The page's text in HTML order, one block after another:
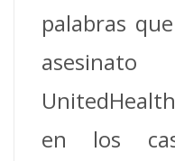
palabras
en los